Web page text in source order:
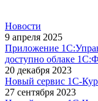
Новости
9 апреля 2025
Приложение
доступно облаке
20 декабря 2023
Новый сервис 1С-
27 сентября 2023